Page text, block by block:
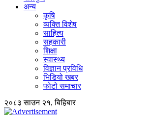
अन्य
कृषि
व्यक्ति विशेष
साहित्य
सहकारी
शिक्षा
स्वास्थ्य
विज्ञान प्रविधि
भिडियो खबर
फोटो समाचार
२०८३ साउन २१, बिहिबार